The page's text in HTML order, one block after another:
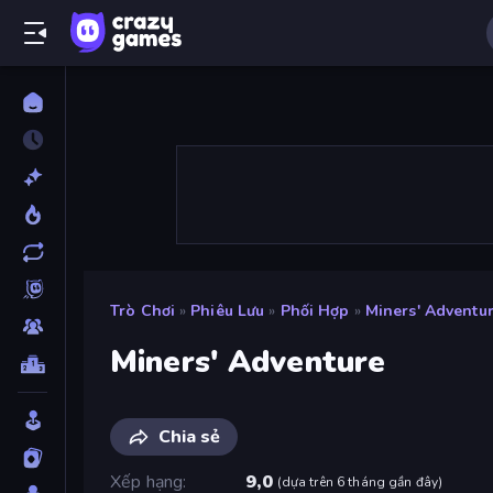
Trò Chơi » Phiêu Lưu » Phối Hợp » Miners'
Miners' Adventure
Chia sẻ
Xếp hạng
9,0 (dựa trên 6 tháng gần đây)